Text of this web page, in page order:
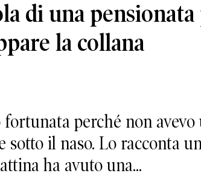
di una
la collana
fortunata perché non
sotto il naso. Lo racconta
ha avuto una...